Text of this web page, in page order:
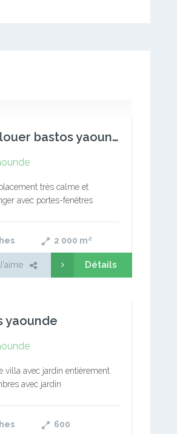
VILLA avec piscine A louer bastos yaounde 237690697448
très calme et
avec portes-fenêtres
2 000 m²
J'aime Détails
yaounde
villa avec jardin entièrement
avec jardin
600